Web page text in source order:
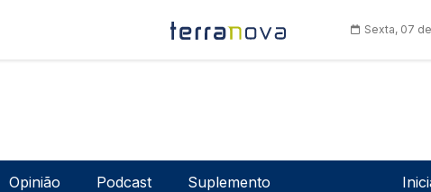
Sexta, 07
Opinião Podcast Suplemento